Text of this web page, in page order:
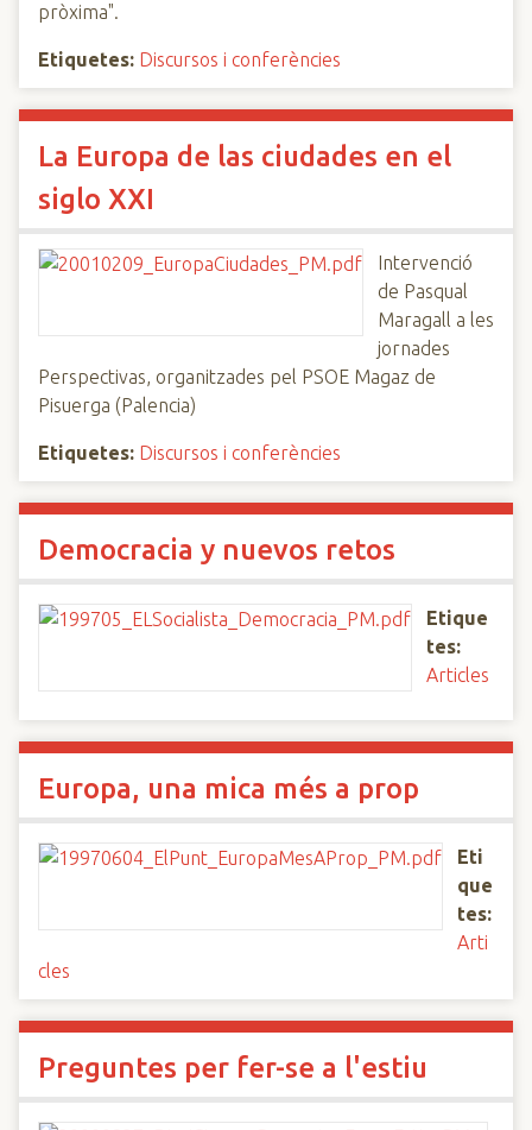
pròxima".
Etiquetes: Discursos i conferències
La Europa de las ciudades en el
siglo XXI
Intervenció
de Pasqual
Maragall a les
jornades
Perspectivas, organitzades pel PSOE Magaz de
Pisuerga (Palencia)
Etiquetes: Discursos i conferències
Democracia y nuevos retos
Etique
tes:
Articles
Europa, una mica més a prop
Eti
que
tes:
Arti
cles
Preguntes per fer-se a l'estiu